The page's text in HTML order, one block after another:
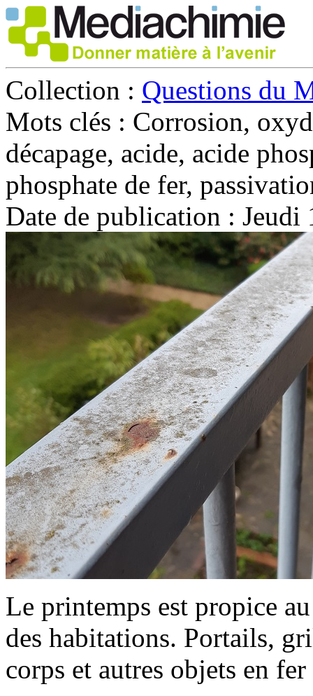
Collection : Questions du
Mots clés : Corrosion,
décapage, acide, acide
phosphate de fer,
Date de publication : Jeudi
Le printemps est propice
des habitations. Portails,
corps et autres objets en